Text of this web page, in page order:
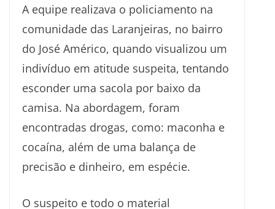
A equipe realizava o policiamento na
comunidade das Laranjeiras, no bairro
do José Américo, quando visualizou um
indivíduo em atitude suspeita, tentando
esconder uma sacola por baixo da
camisa. Na abordagem, foram
encontradas drogas, como: maconha e
cocaína, além de uma balança de
precisão e dinheiro, em espécie.
O suspeito e todo o material